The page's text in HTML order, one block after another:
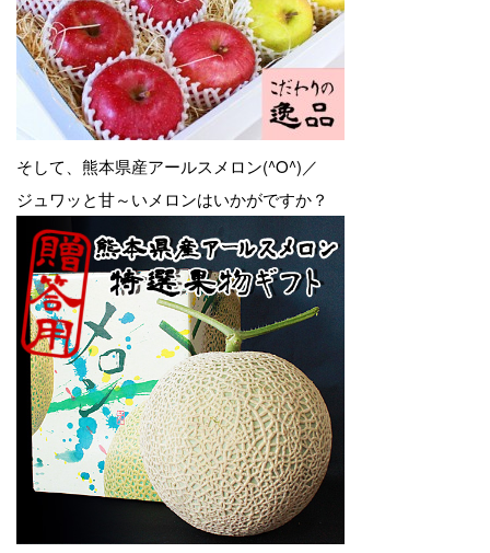
そして、熊本県産アールスメロン(^O^)／
ジュワッと甘～いメロンはいかがですか？